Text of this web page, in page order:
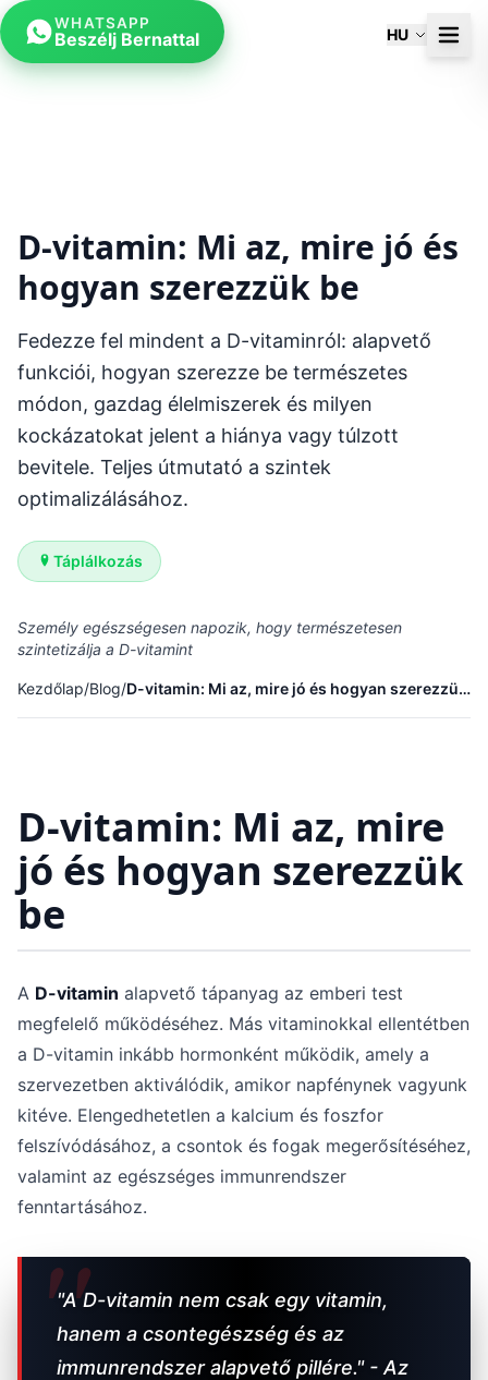
HU
D-vitamin: Mi az, mire jó és
hogyan szerezzük be
Fedezze fel mindent a D-vitaminról: alapvető
funkciói, hogyan szerezze be természetes
módon, gazdag élelmiszerek és milyen
kockázatokat jelent a hiánya vagy túlzott
bevitele. Teljes útmutató a szintek
optimalizálásához.
Táplálkozás
Személy egészségesen napozik, hogy természetesen
szintetizálja a D-vitamint
Kezdőlap/Blog/ D-vitamin: Mi az, mire jó és hogyan szerezzük be
D-vitamin: Mi az, mire
jó és hogyan szerezzük
be
A D-vitamin alapvető tápanyag az emberi test
megfelelő működéséhez. Más vitaminokkal ellentétben
a D-vitamin inkább hormonként működik, amely a
szervezetben aktiválódik, amikor napfénynek vagyunk
kitéve. Elengedhetetlen a kalcium és foszfor
felszívódásához, a csontok és fogak megerősítéséhez,
valamint az egészséges immunrendszer
fenntartásához.
"A D-vitamin nem csak egy vitamin,
hanem a csontegészség és az
immunrendszer alapvető pillére." - Az
WHATSAPP
Beszélj Bernattal